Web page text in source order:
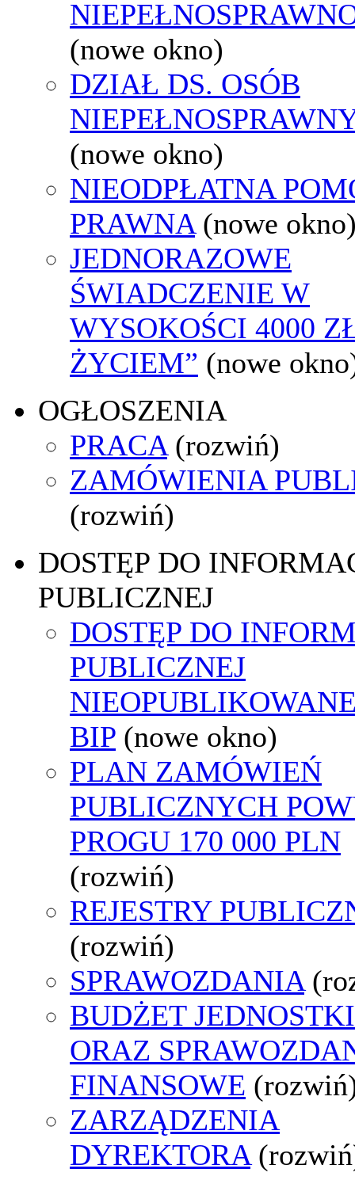
(nowe okno)
DZIAŁ DS. OSÓB
(nowe okno)
NIEODPŁATNA
PRAWNA (nowe
JEDNORAZOWE
ŚWIADCZENIE W
WYSOKOŚCI 4000
ŻYCIEM” (nowe
OGŁOSZENIA
PRACA (rozwiń)
ZAMÓWIENIA
(rozwiń)
DOSTĘP DO
PUBLICZNEJ
DOSTĘP DO
PUBLICZNEJ
BIP (nowe okno)
PLAN ZAMÓWIEŃ
PUBLICZNYCH
PROGU 170 000 PLN
(rozwiń)
REJESTRY
(rozwiń)
SPRAWOZDANIA
BUDŻET JEDNOSTKI
ORAZ
FINANSOWE
ZARZĄDZENIA
DYREKTORA